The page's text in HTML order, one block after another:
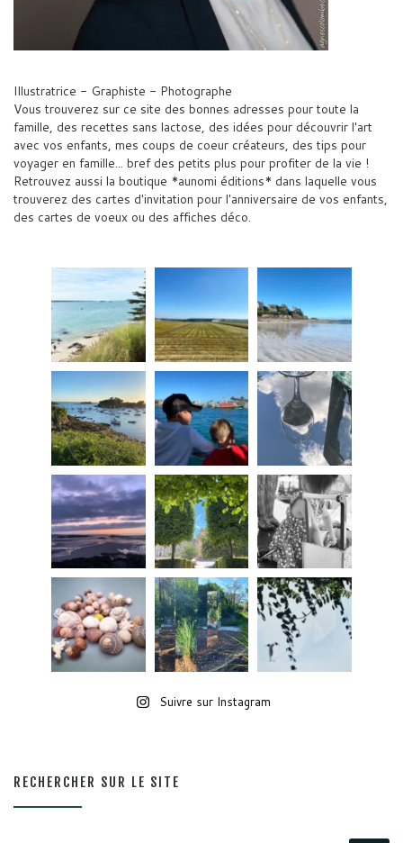
Illustratrice - Graphiste - Photographe
Vous trouverez sur ce site des bonnes adresses pour toute la
famille, des recettes sans lactose, des idées pour découvrir l'art
avec vos enfants, mes coups de coeur créateurs, des tips pour
voyager en famille... bref des petits plus pour profiter de la vie !
Retrouvez aussi la boutique *aunomi éditions* dans laquelle vous
trouverez des cartes d'invitation pour l'anniversaire de vos enfants,
des cartes de voeux ou des affiches déco.
Suivre sur Instagram
RECHERCHER SUR LE SITE